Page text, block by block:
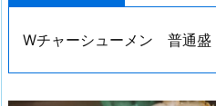
Wチャーシューメン 普通